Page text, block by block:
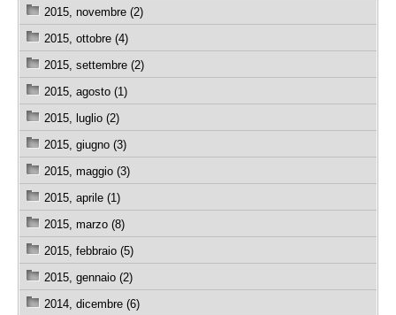
2015, novembre (2)
2015, ottobre (4)
2015, settembre (2)
2015, agosto (1)
2015, luglio (2)
2015, giugno (3)
2015, maggio (3)
2015, aprile (1)
2015, marzo (8)
2015, febbraio (5)
2015, gennaio (2)
2014, dicembre (6)